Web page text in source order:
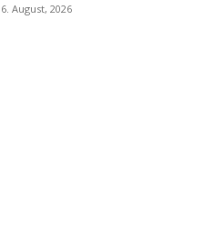
6. August, 2026